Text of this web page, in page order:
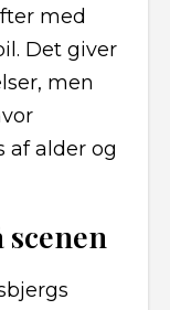
med
Det giver
men
af alder og